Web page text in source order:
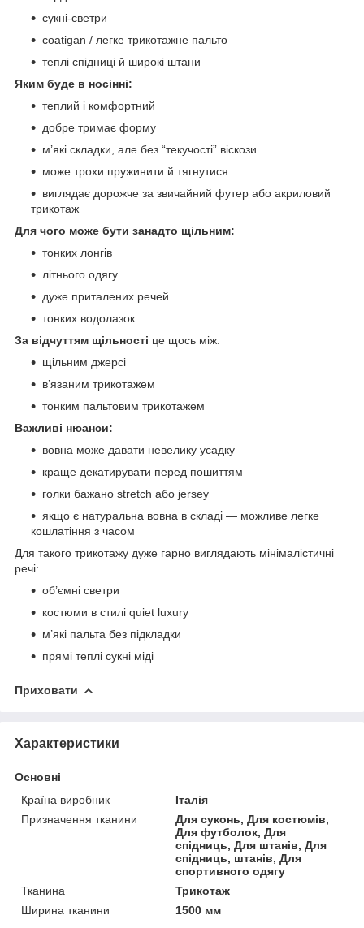
сукні-светри
coatigan / легке трикотажне пальто
теплі спідниці й широкі штани
Яким буде в носінні:
теплий і комфортний
добре тримає форму
м’які складки, але без “текучості” віскози
може трохи пружинити й тягнутися
виглядає дорожче за звичайний футер або акриловий
трикотаж
Для чого може бути занадто щільним:
тонких лонгів
літнього одягу
дуже приталених речей
тонких водолазок
За відчуттям щільності це щось між:
щільним джерсі
в’язаним трикотажем
тонким пальтовим трикотажем
Важливі нюанси:
вовна може давати невелику усадку
краще декатирувати перед пошиттям
голки бажано stretch або jersey
якщо є натуральна вовна в складі — можливе легке
кошлатіння з часом
Для такого трикотажу дуже гарно виглядають мінімалістичні
речі:
об’ємні светри
костюми в стилі quiet luxury
м’які пальта без підкладки
прямі теплі сукні міді
Приховати
Характеристики
Основні
Країна виробник
Італія
Призначення тканини
Для суконь, Для костюмів,
Для футболок, Для
спідниць, Для штанів, Для
спідниць, штанів, Для
спортивного одягу
Тканина
Трикотаж
Ширина тканини
1500 мм